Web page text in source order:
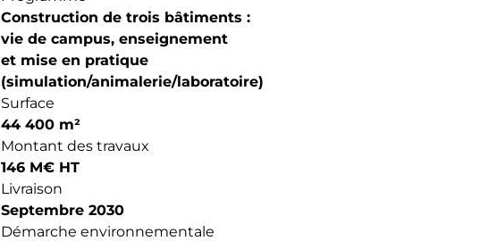
Construction de trois bâtiments :
vie de campus, enseignement
et mise en pratique
(simulation/animalerie/laboratoire)
Surface
44 400 m²
Montant des travaux
146 M€ HT
Livraison
Septembre 2030
Démarche environnementale